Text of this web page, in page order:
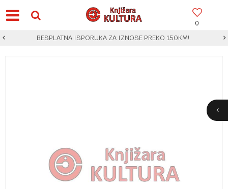
0
BESPLATNA ISPORUKA ZA IZNOSE PREKO 150KM!